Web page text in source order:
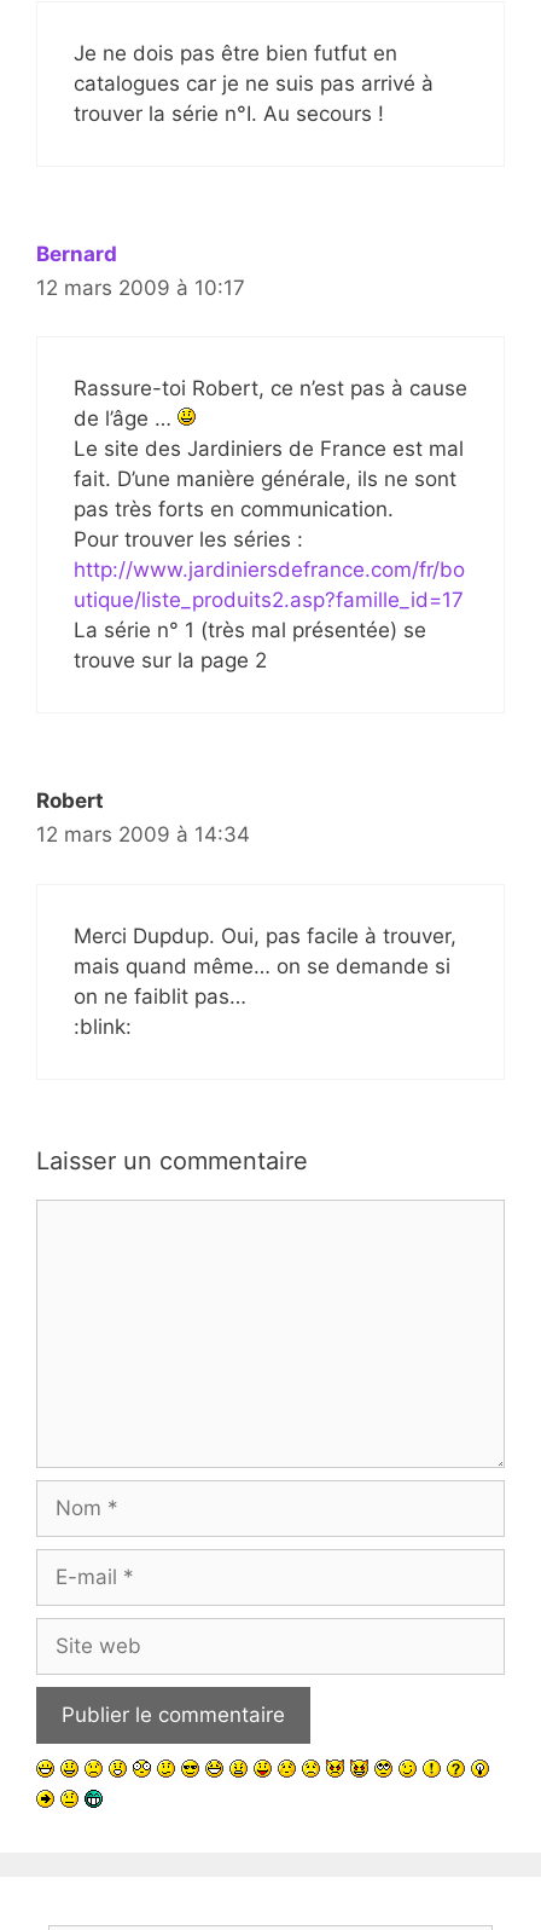
Je ne dois pas être bien futfut en
catalogues car je ne suis pas arrivé à
trouver la série n°I. Au secours !
Bernard
12 mars 2009 à 10:17
Rassure-toi Robert, ce n’est pas à cause
de l’âge …
Le site des Jardiniers de France est mal
fait. D’une manière générale, ils ne sont
pas très forts en communication.
Pour trouver les séries :
http://www.jardiniersdefrance.com/fr/bo
utique/liste_produits2.asp?famille_id=17
La série n° 1 (très mal présentée) se
trouve sur la page 2
Robert
12 mars 2009 à 14:34
Merci Dupdup. Oui, pas facile à trouver,
mais quand même… on se demande si
on ne faiblit pas…
:blink:
Laisser un commentaire
Nom
Site
web